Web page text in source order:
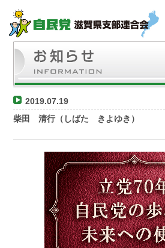
2019.07.19
柴田 清行（しばた きよゆき）